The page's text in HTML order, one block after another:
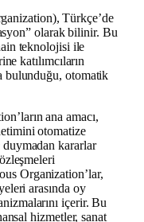
Türkçe’de
olarak bilinir. Bu
teknolojisi ile
katılımcıların
bulunduğu, otomatik
ana amacı,
otomatize
kararlar
Organization’lar,
arasında oy
içerir. Bu
hizmetler, sanat